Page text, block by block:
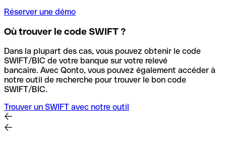
Réserver une démo
Où trouver le code SWIFT ?
Dans la plupart des cas, vous pouvez obtenir le code
SWIFT/BIC de votre banque sur votre relevé
bancaire. Avec Qonto, vous pouvez également accéder à
notre outil de recherche pour trouver le bon code
SWIFT/BIC.
Trouver un SWIFT avec notre outil